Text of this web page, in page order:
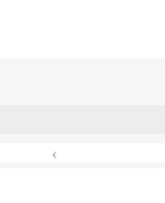
‹